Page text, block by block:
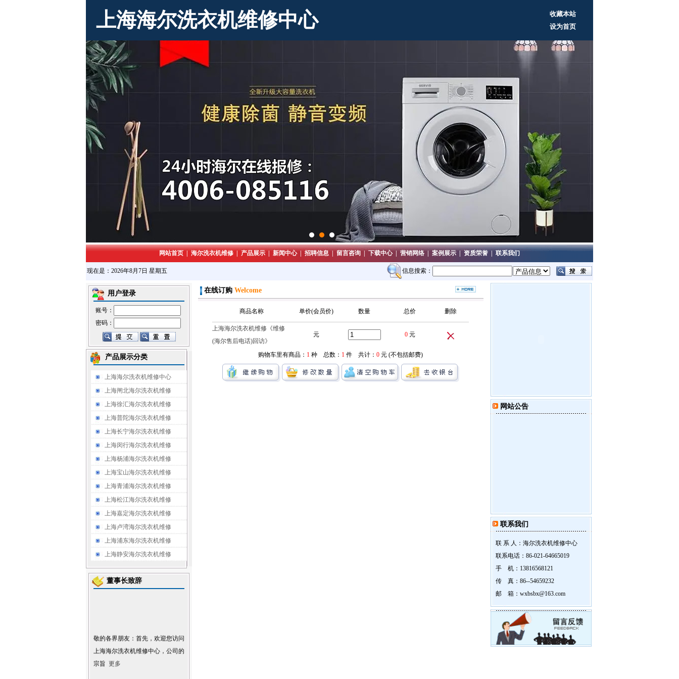
上海海尔洗衣机维修中心
收藏本站
设为首页
网站首页 海尔洗衣机维修 产品展示| 新闻中心| 招聘信息 留言咨询 下载中心| 营销网络 案例展示 资质荣誉 |联系我们
现在是：2026年8月7日 星期五 信息搜索：
用户登录
账号：
密码：
产品展示分类
上海海尔洗衣机维修中心
上海闸北海尔洗衣机维修
上海徐汇海尔洗衣机维修
上海普陀海尔洗衣机维修
上海长宁海尔洗衣机维修
上海闵行海尔洗衣机维修
上海杨浦海尔洗衣机维修
上海宝山海尔洗衣机维修
上海青浦海尔洗衣机维修
上海松江海尔洗衣机维修
上海嘉定海尔洗衣机维修
上海卢湾海尔洗衣机维修
上海浦东海尔洗衣机维修
上海静安海尔洗衣机维修
董事长致辞
敬的各界朋友：首先，欢迎您访问
上海海尔洗衣机维修中心
，公司的
宗旨
更多
在线订购 Welcome
商品名称 单价(会员价) 数量 总价 删除
上海海尔洗衣机维修《维修
(海尔售后电话)回访》
元 0元
购物车里有商品： 1 种 总数： 1 件 共计： 0 元 (不包括邮费)
网站公告
联系我们
联 系 人：海尔洗衣机维修中心
联系电话：86-021-64665019
手 机：13816568121
传 真：86--54659232
邮 箱：wxbsbx@163.com